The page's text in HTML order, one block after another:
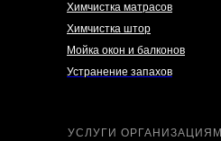
Химчистка матрасов
Химчистка штор
Мойка окон и балконов
Устранение запахов
УСЛУГИ ОРГАНИЗАЦИЯМ